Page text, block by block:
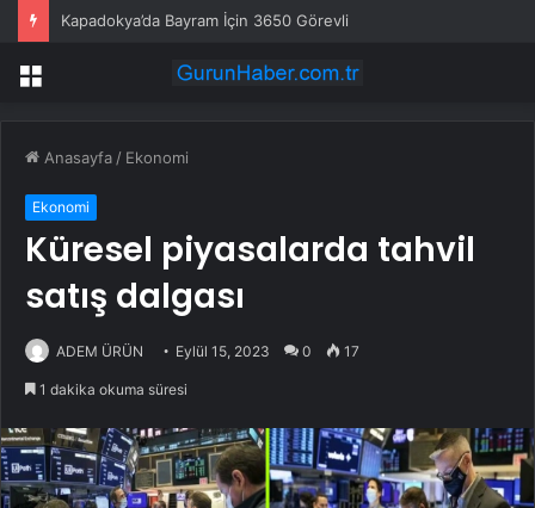
Kapadokya’da Bayram İçin 3650 Görevli
Menü
Anasayfa / Ekonomi
Ekonomi
Küresel piyasalarda tahvil
satış dalgası
ADEM ÜRÜN Eylül 15, 2023 0 17
1 dakika okuma süresi